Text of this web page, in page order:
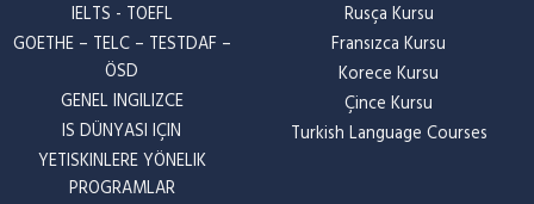
IELTS - TOEFL
GOETHE – TELC – TESTDAF –
ÖSD
GENEL INGILIZCE
IS DÜNYASI IÇIN
YETISKINLERE YÖNELIK
PROGRAMLAR
Rusça Kursu
Fransızca Kursu
Korece Kursu
Çince Kursu
Turkish Language Courses